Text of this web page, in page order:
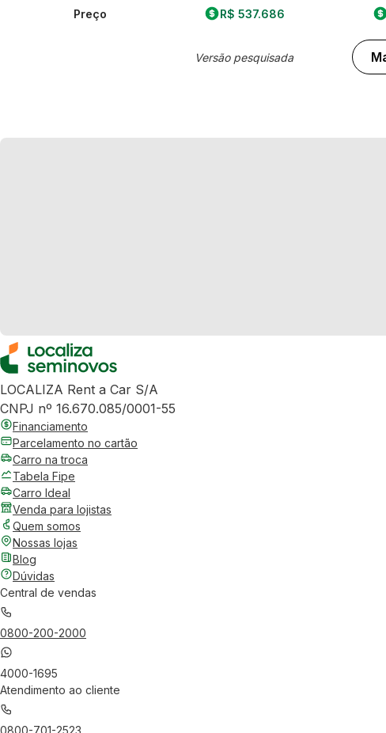
Preço R$ 537.686
Versão pesquisada
LOCALIZA Rent a Car S/A
CNPJ nº 16.670.085/0001-55
Financiamento
Parcelamento no cartão
Carro na troca
Tabela Fipe
Carro Ideal
Venda para lojistas
Quem somos
Nossas lojas
Blog
Dúvidas
Central de vendas
0800-200-2000
4000-1695
Atendimento ao cliente
0800-701-2523